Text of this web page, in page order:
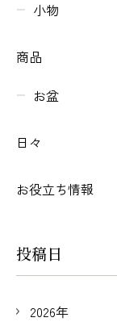
小物
商品
お盆
日々
お役立ち情報
投稿日
2026年